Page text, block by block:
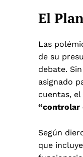
El
Las
de su
debate.
asignado
cuentas, el
“controlar
Según
que